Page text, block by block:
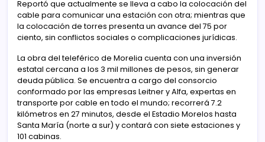
Reportó que actualmente se lleva a cabo la colocación del
cable para comunicar una estación con otra; mientras que
la colocación de torres presenta un avance del 75 por
ciento, sin conflictos sociales o complicaciones jurídicas.
La obra del teleférico de Morelia cuenta con una inversión
estatal cercana a los 3 mil millones de pesos, sin generar
deuda pública. Se encuentra a cargo del consorcio
conformado por las empresas Leitner y Alfa, expertas en
transporte por cable en todo el mundo; recorrerá 7.2
kilómetros en 27 minutos, desde el Estadio Morelos hasta
Santa María (norte a sur) y contará con siete estaciones y
101 cabinas.